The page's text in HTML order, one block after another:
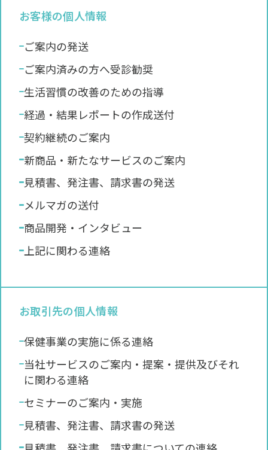
お客様の個人情報
ご案内の発送
ご案内済みの方へ受診勧奨
生活習慣の改善のための指導
経過・結果レポートの作成送付
契約継続のご案内
新商品・新たなサービスのご案内
見積書、発注書、請求書の発送
メルマガの送付
商品開発・インタビュー
上記に関わる連絡
お取引先の個人情報
保健事業の実施に係る連絡
当社サービスのご案内・提案・提供及びそれ
に関わる連絡
セミナーのご案内・実施
見積書、発注書、請求書の発送